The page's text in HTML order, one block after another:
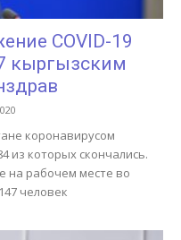
COVID-19
кыргызским
коронавирусом
из которых скончались.
на рабочем месте во
человек